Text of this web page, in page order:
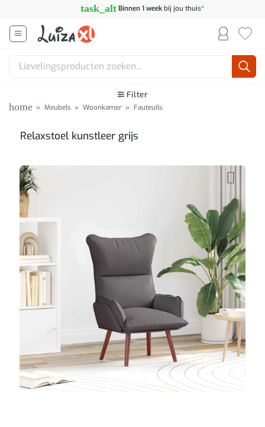
inhoud
task_alt Binnen 1 weekbij jou thuis*
Zoeken
Filter
home » Meubels » Woonkamer » Fauteuils
Relaxstoel kunstleer grijs